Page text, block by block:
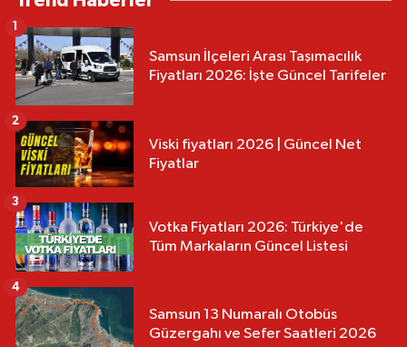
Samsun İlçeleri Arası Taşımacılık
Fiyatları 2026: İşte Güncel Tarifeler
1
Viski fiyatları 2026 | Güncel Net
Fiyatlar
2
Votka Fiyatları 2026: Türkiye'de
Tüm Markaların Güncel Listesi
3
Samsun 13 Numaralı Otobüs
Güzergahı ve Sefer Saatleri 2026
4